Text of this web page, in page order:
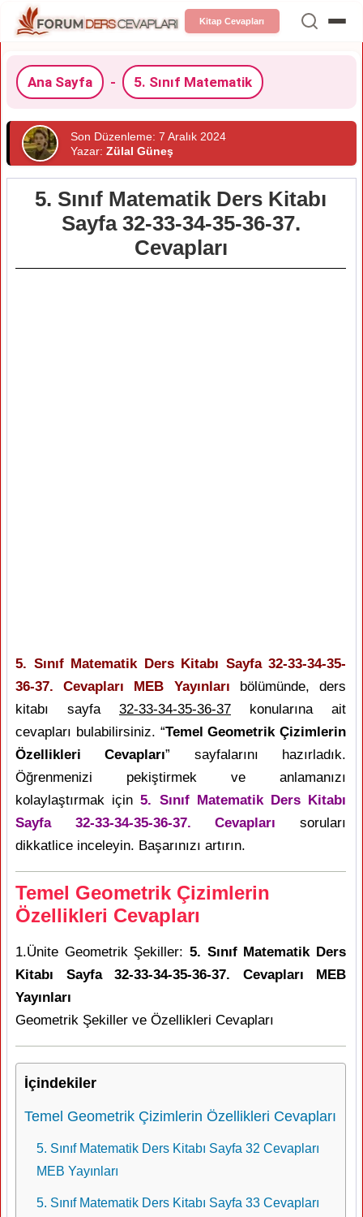
Kitap Cevapları
Ana Sayfa - 5. Sınıf Matematik
Son Düzenleme: 7 Aralık 2024
Yazar: Zülal Güneş
5. Sınıf Matematik Ders Kitabı
Sayfa 32-33-34-35-36-37.
Cevapları
5. Sınıf Matematik Ders Kitabı Sayfa 32-33-34-35-
36-37. Cevapları MEB Yayınları bölümünde, ders
kitabı sayfa 32-33-34-35-36-37 konularına ait
cevapları bulabilirsiniz. “Temel Geometrik Çizimlerin
Özellikleri Cevapları” sayfalarını hazırladık.
Öğrenmenizi pekiştirmek ve anlamanızı
kolaylaştırmak için5. Sınıf Matematik Ders Kitabı
Sayfa 32-33-34-35-36-37. Cevapları soruları
dikkatlice inceleyin. Başarınızı artırın.
Temel Geometrik Çizimlerin
Özellikleri Cevapları
1.Ünite Geometrik Şekiller: 5. Sınıf Matematik Ders
Kitabı Sayfa 32-33-34-35-36-37. Cevapları MEB
Yayınları
Geometrik Şekiller ve Özellikleri Cevapları
İçindekiler
Temel Geometrik Çizimlerin Özellikleri Cevapları
5. Sınıf Matematik Ders Kitabı Sayfa 32 Cevapları
MEB Yayınları
5. Sınıf Matematik Ders Kitabı Sayfa 33 Cevapları